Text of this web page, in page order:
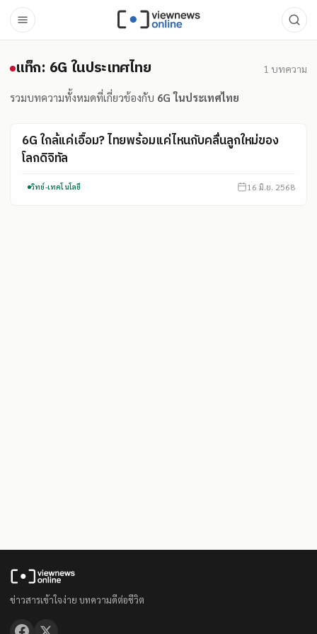
แท็ก: 6G ในประเทศไทย
แท็ก: 6G ในประเทศไทย 1 บทความ
รวมบทความทั้งหมดที่เกี่ยวข้องกับ 6G ในประเทศไทย
6G ใกล้แค่เอื้อม? ไทยพร้อมแค่ไหนกับคลื่นลูกใหม่ของ
โลกดิจิทัล
วิทย์-เทคโนโลยี 16 มิ.ย. 2568
ข่าวสารเข้าใจง่าย บทความดีต่อชีวิต